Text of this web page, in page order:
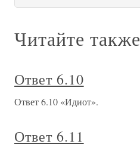
Читайте также
Ответ 6.10
Ответ 6.10 «Идиот».
Ответ 6.11